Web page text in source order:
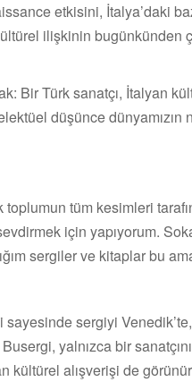
etkisini, İtalya’daki
ilişkinin bugünkünden
Bir Türk sanatçı, İtalyan
düşünce dünyamızın
toplumun tüm kesimleri
için yapıyorum.
sergiler ve kitaplar bu
sergiyi
yalnızca bir
kültürel alışverişi de görünür